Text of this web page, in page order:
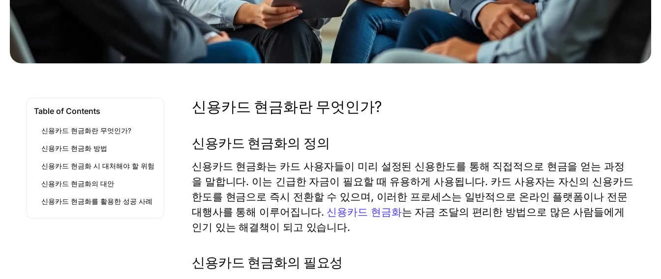
Table of Contents
신용카드 현금화란 무엇인가?
신용카드 현금화 방법
신용카드 현금화 시 대처해야 할 위험
신용카드 현금화의 대안
신용카드 현금화를 활용한 성공 사례
신용카드 현금화란 무엇인가?
신용카드 현금화의 정의
신용카드 현금화는 카드 사용자들이 미리 설정된 신용한도를 통해 직접적으로 현금을 얻는 과정
을 말합니다. 이는 긴급한 자금이 필요할 때 유용하게 사용됩니다. 카드 사용자는 자신의 신용카드
한도를 현금으로 즉시 전환할 수 있으며, 이러한 프로세스는 일반적으로 온라인 플랫폼이나 전문
대행사를 통해 이루어집니다. 신용카드 현금화는 자금 조달의 편리한 방법으로 많은 사람들에게
인기 있는 해결책이 되고 있습니다.
신용카드 현금화의 필요성